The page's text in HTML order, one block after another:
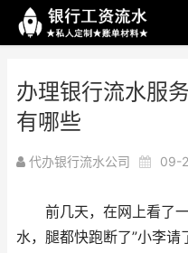
办理银行流水服
有哪些
代办银行流水公司 09-
前几天，在网上看了一
水，腿都快跑断了”小李